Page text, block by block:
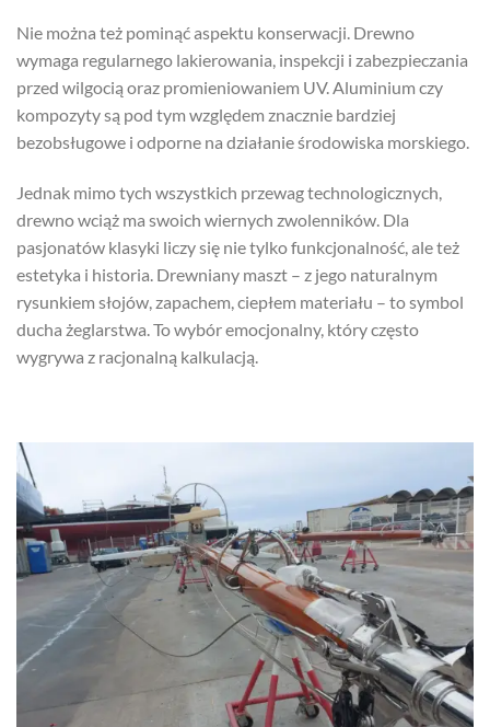
Nie można też pominąć aspektu konserwacji. Drewno
wymaga regularnego lakierowania, inspekcji i zabezpieczania
przed wilgocią oraz promieniowaniem UV. Aluminium czy
kompozyty są pod tym względem znacznie bardziej
bezobsługowe i odporne na działanie środowiska morskiego.
Jednak mimo tych wszystkich przewag technologicznych,
drewno wciąż ma swoich wiernych zwolenników. Dla
pasjonatów klasyki liczy się nie tylko funkcjonalność, ale też
estetyka i historia. Drewniany maszt – z jego naturalnym
rysunkiem słojów, zapachem, ciepłem materiału – to symbol
ducha żeglarstwa. To wybór emocjonalny, który często
wygrywa z racjonalną kalkulacją.